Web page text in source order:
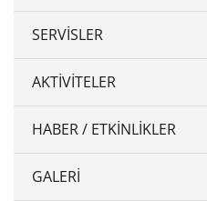
SERVISLER
AKTIVITELER
HABER / ETKINLIKLER
GALERI